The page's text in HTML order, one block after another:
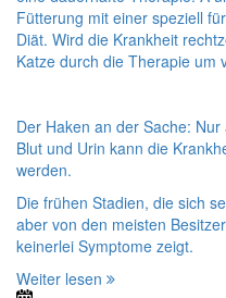
Fütterung mit einer speziell
Diät. Wird die Krankheit
Katze durch die Therapie um
Der Haken an der Sache:
Blut und Urin kann die
werden.
Die frühen Stadien, die sich
aber von den meisten
keinerlei Symptome zeigt.
Weiter lesen